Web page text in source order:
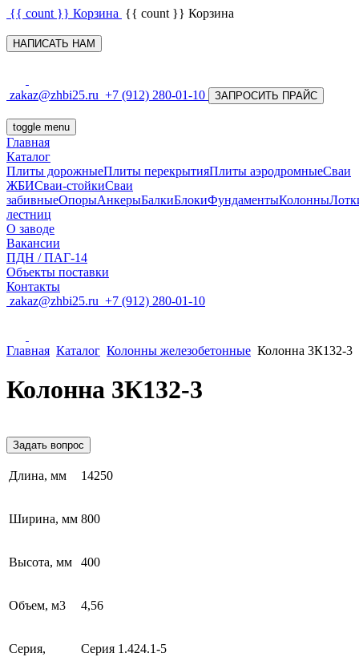
{{ count }} Корзина {{ count }} Корзина
НАПИСАТЬ НАМ
zakaz@zhbi25.ru +7 (912) 280-01-10 ЗАПРОСИТЬ ПРАЙС
toggle menu
Главная
Каталог
Плиты дорожныеПлиты перекрытияПлиты аэродромныеСваи
ЖБИСваи-стойкиСваи
забивныеОпорыАнкерыБалкиБлокиФундаментыКолонны
лестниц
О заводе
Вакансии
ПДН / ПАГ-14
Объекты поставки
Контакты
zakaz@zhbi25.ru +7 (912) 280-01-10
Главная Каталог Колонны железобетонные Колонна 3К132-3
Колонна 3К132-3
Задать вопрос
Длина, мм 14250
Ширина, мм 800
Высота, мм 400
Объем, м3 4,56
Серия, Серия 1.424.1-5